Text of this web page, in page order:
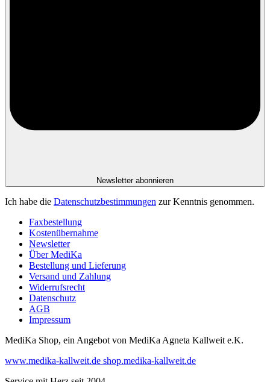
Newsletter abonnieren
Ich habe die Datenschutzbestimmungen zur Kenntnis genommen.
Faxbestellung
Kostenübernahme
Newsletter
Über MediKa
Bestellung und Lieferung
Versand und Zahlung
Widerrufsrecht
Datenschutz
AGB
Impressum
MediKa Shop, ein Angebot von MediKa Agneta Kallweit e.K.
www.medika-kallweit.de shop.medika-kallweit.de